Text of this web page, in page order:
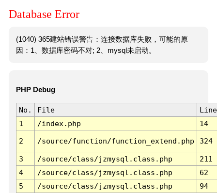
Database Error
(1040) 365建站错误警告：连接数据库失败，可能的原
因：1、数据库密码不对; 2、mysql未启动。
PHP Debug
No. File
Line
1
/index.php 14
2 /source/function/function_extend.php 324
3 /source/class/jzmysql.class.php
211
4
/source/class/jzmysql.class.php
62
5
/source/class/jzmysql.class.php
94